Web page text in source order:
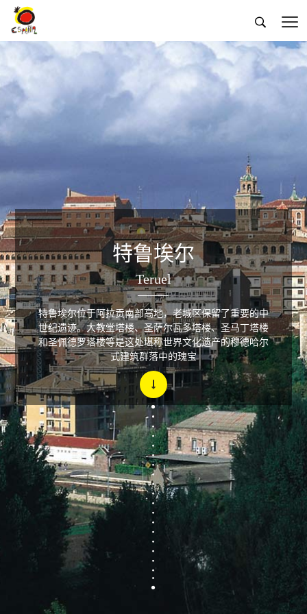
 
特鲁埃尔
Teruel
特鲁埃尔位于阿拉贡南部高地，老城区保留了重要的中
世纪遗迹。大教堂塔楼、圣萨尔瓦多塔楼、圣马丁塔楼
和圣佩德罗塔楼等是这处堪称世界文化遗产的穆德哈尔
式建筑群落中的瑰宝